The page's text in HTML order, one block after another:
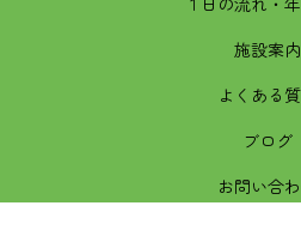
施設案内
よくある
ブログ
お問い合